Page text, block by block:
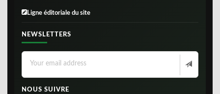
Ligne éditoriale du site
NEWSLETTERS
NOUS SUIVRE